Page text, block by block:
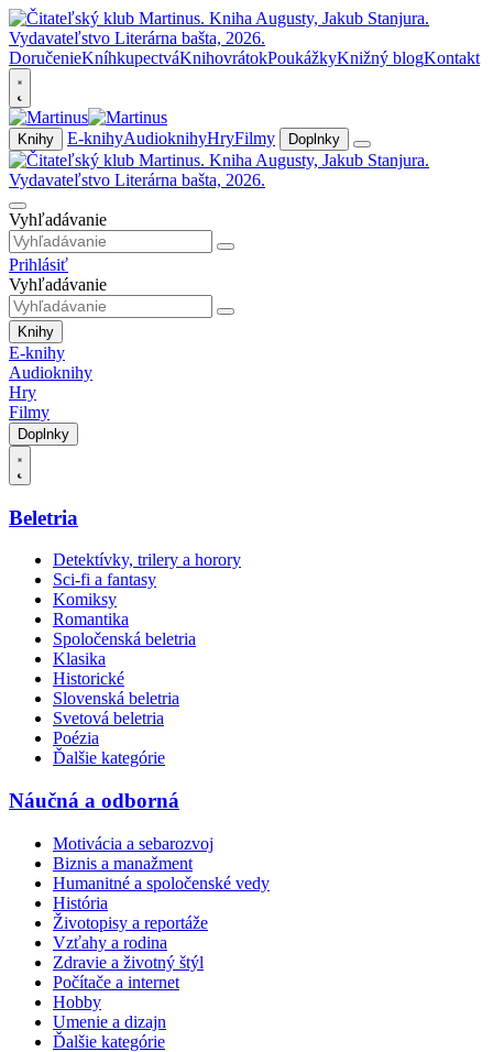
DoručenieKníhkupectváKnihovrátokPoukážkyKnižný blogKontakt
Knihy E-knihyAudioknihyHryFilmy Doplnky
Vyhľadávanie
Prihlásiť
Vyhľadávanie
Knihy
E-knihy
Audioknihy
Hry
Filmy
Doplnky
Beletria
Detektívky, trilery a horory
Sci-fi a fantasy
Komiksy
Romantika
Spoločenská beletria
Klasika
Historické
Slovenská beletria
Svetová beletria
Poézia
Ďalšie kategórie
Náučná a odborná
Motivácia a sebarozvoj
Biznis a manažment
Humanitné a spoločenské vedy
História
Životopisy a reportáže
Vzťahy a rodina
Zdravie a životný štýl
Počítače a internet
Hobby
Umenie a dizajn
Ďalšie kategórie